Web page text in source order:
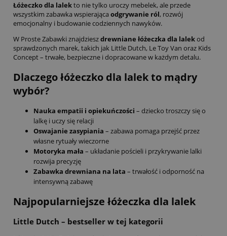
Łóżeczko dla lalekto nie tylko uroczy mebelek, ale przede
wszystkim zabawka wspierająca odgrywanie ról, rozwój
emocjonalny i budowanie codziennych nawyków.
W Proste Zabawki znajdzieszdrewniane łóżeczka dla lalekod
sprawdzonych marek, takich jak Little Dutch, Le Toy Van oraz Kids
Concept – trwałe, bezpieczne i dopracowane w każdym detalu.
Dlaczego łóżeczko dla lalek to mądry
wybór?
Nauka empatii i opiekuńczości – dziecko troszczy się o
lalkę i uczy się relacji
Oswajanie zasypiania – zabawa pomaga przejść przez
własne rytuały wieczorne
Motoryka mała – układanie pościeli i przykrywanie lalki
rozwija precyzję
Zabawka drewniana na lata – trwałość i odporność na
intensywną zabawę
Najpopularniejsze łóżeczka dla lalek
Little Dutch – bestseller w tej kategorii